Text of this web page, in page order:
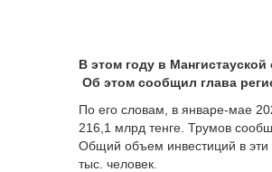
В этом году в
Об этом сообщил глава
По его словам, в январе-мае
216,1 млрд тенге. Трумов
Общий объем инвестиций в эти
тыс. человек.